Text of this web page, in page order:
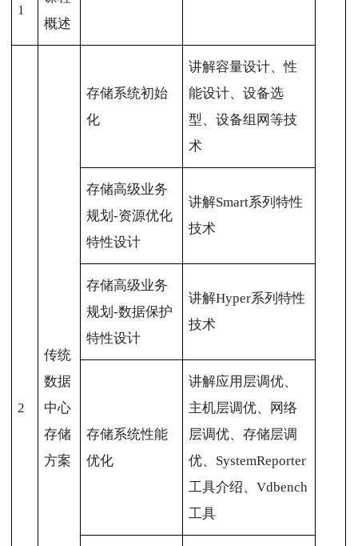
1
概述
2
传统
数据
中心
存储
方案
存储系统初始
化
讲解容量设计、性
能设计、设备选
型、设备组网等技
术
存储高级业务
规划-资源优化
特性设计
讲解Smart系列特性
技术
存储高级业务
规划-数据保护
特性设计
讲解Hyper系列特性
技术
存储系统性能
优化
讲解应用层调优、
主机层调优、网络
层调优、存储层调
优、SystemReporter
工具介绍、Vdbench
工具